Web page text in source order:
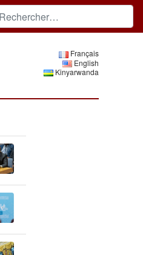
Français
English
Kinyarwanda